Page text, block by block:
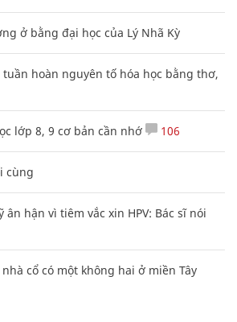
ở bằng đại học của Lý Nhã Kỳ
tuần hoàn nguyên tố hóa học bằng thơ,
lớp 8, 9 cơ bản cần nhớ 106
cùng
hận vì tiêm vắc xin HPV: Bác sĩ nói
cổ có một không hai ở miền Tây